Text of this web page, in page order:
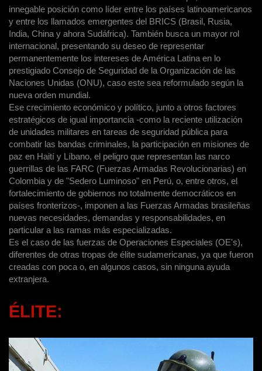
innegable posición como líder entre los países latinoamericanos
y entre los llamados emergentes del BRICS (Brasil, Rusia,
India, China y ahora Sudáfrica). También busca un mayor rol
internacional, presentando su deseo de representar
permanentemente los intereses de América Latina en lo
prestigiado Consejo de Seguridad de la Organización de las
Naciones Unidas (ONU), caso este sea reformulado según la
nueva orden mundial.
Ese crecimiento económico y político, junto a otros factores
estratégicos de igual importancia -como la reciente utilización
de unidades militares en tareas de seguridad pública para
combatir las bandas criminales, la participación en misiones de
paz en Haití y Líbano, el peligro que representan las narco
guerrillas de las FARC (Fuerzas Armadas Revolucionarias) en
Colombia y de "Sedero Luminoso" en Perú, o, entre otros, el
fortalecimiento de gobiernos no totalmente democráticos en
países fronterizos-, imponen a las Fuerzas Armadas brasileñas
nuevas necesidades, demandas y responsabilidades, en
particular a las ramas más especializadas.
Es el caso de las fuerzas de Operaciones Especiales (OE's),
diferentes de otras tropas de élite sudamericanas, ya que fueron
creadas con poca o, en algunos casos, sin ninguna ayuda
extranjera.
ÉLITE: